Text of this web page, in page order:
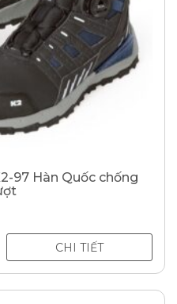
97 Hàn Quốc chống
CHI TIẾT